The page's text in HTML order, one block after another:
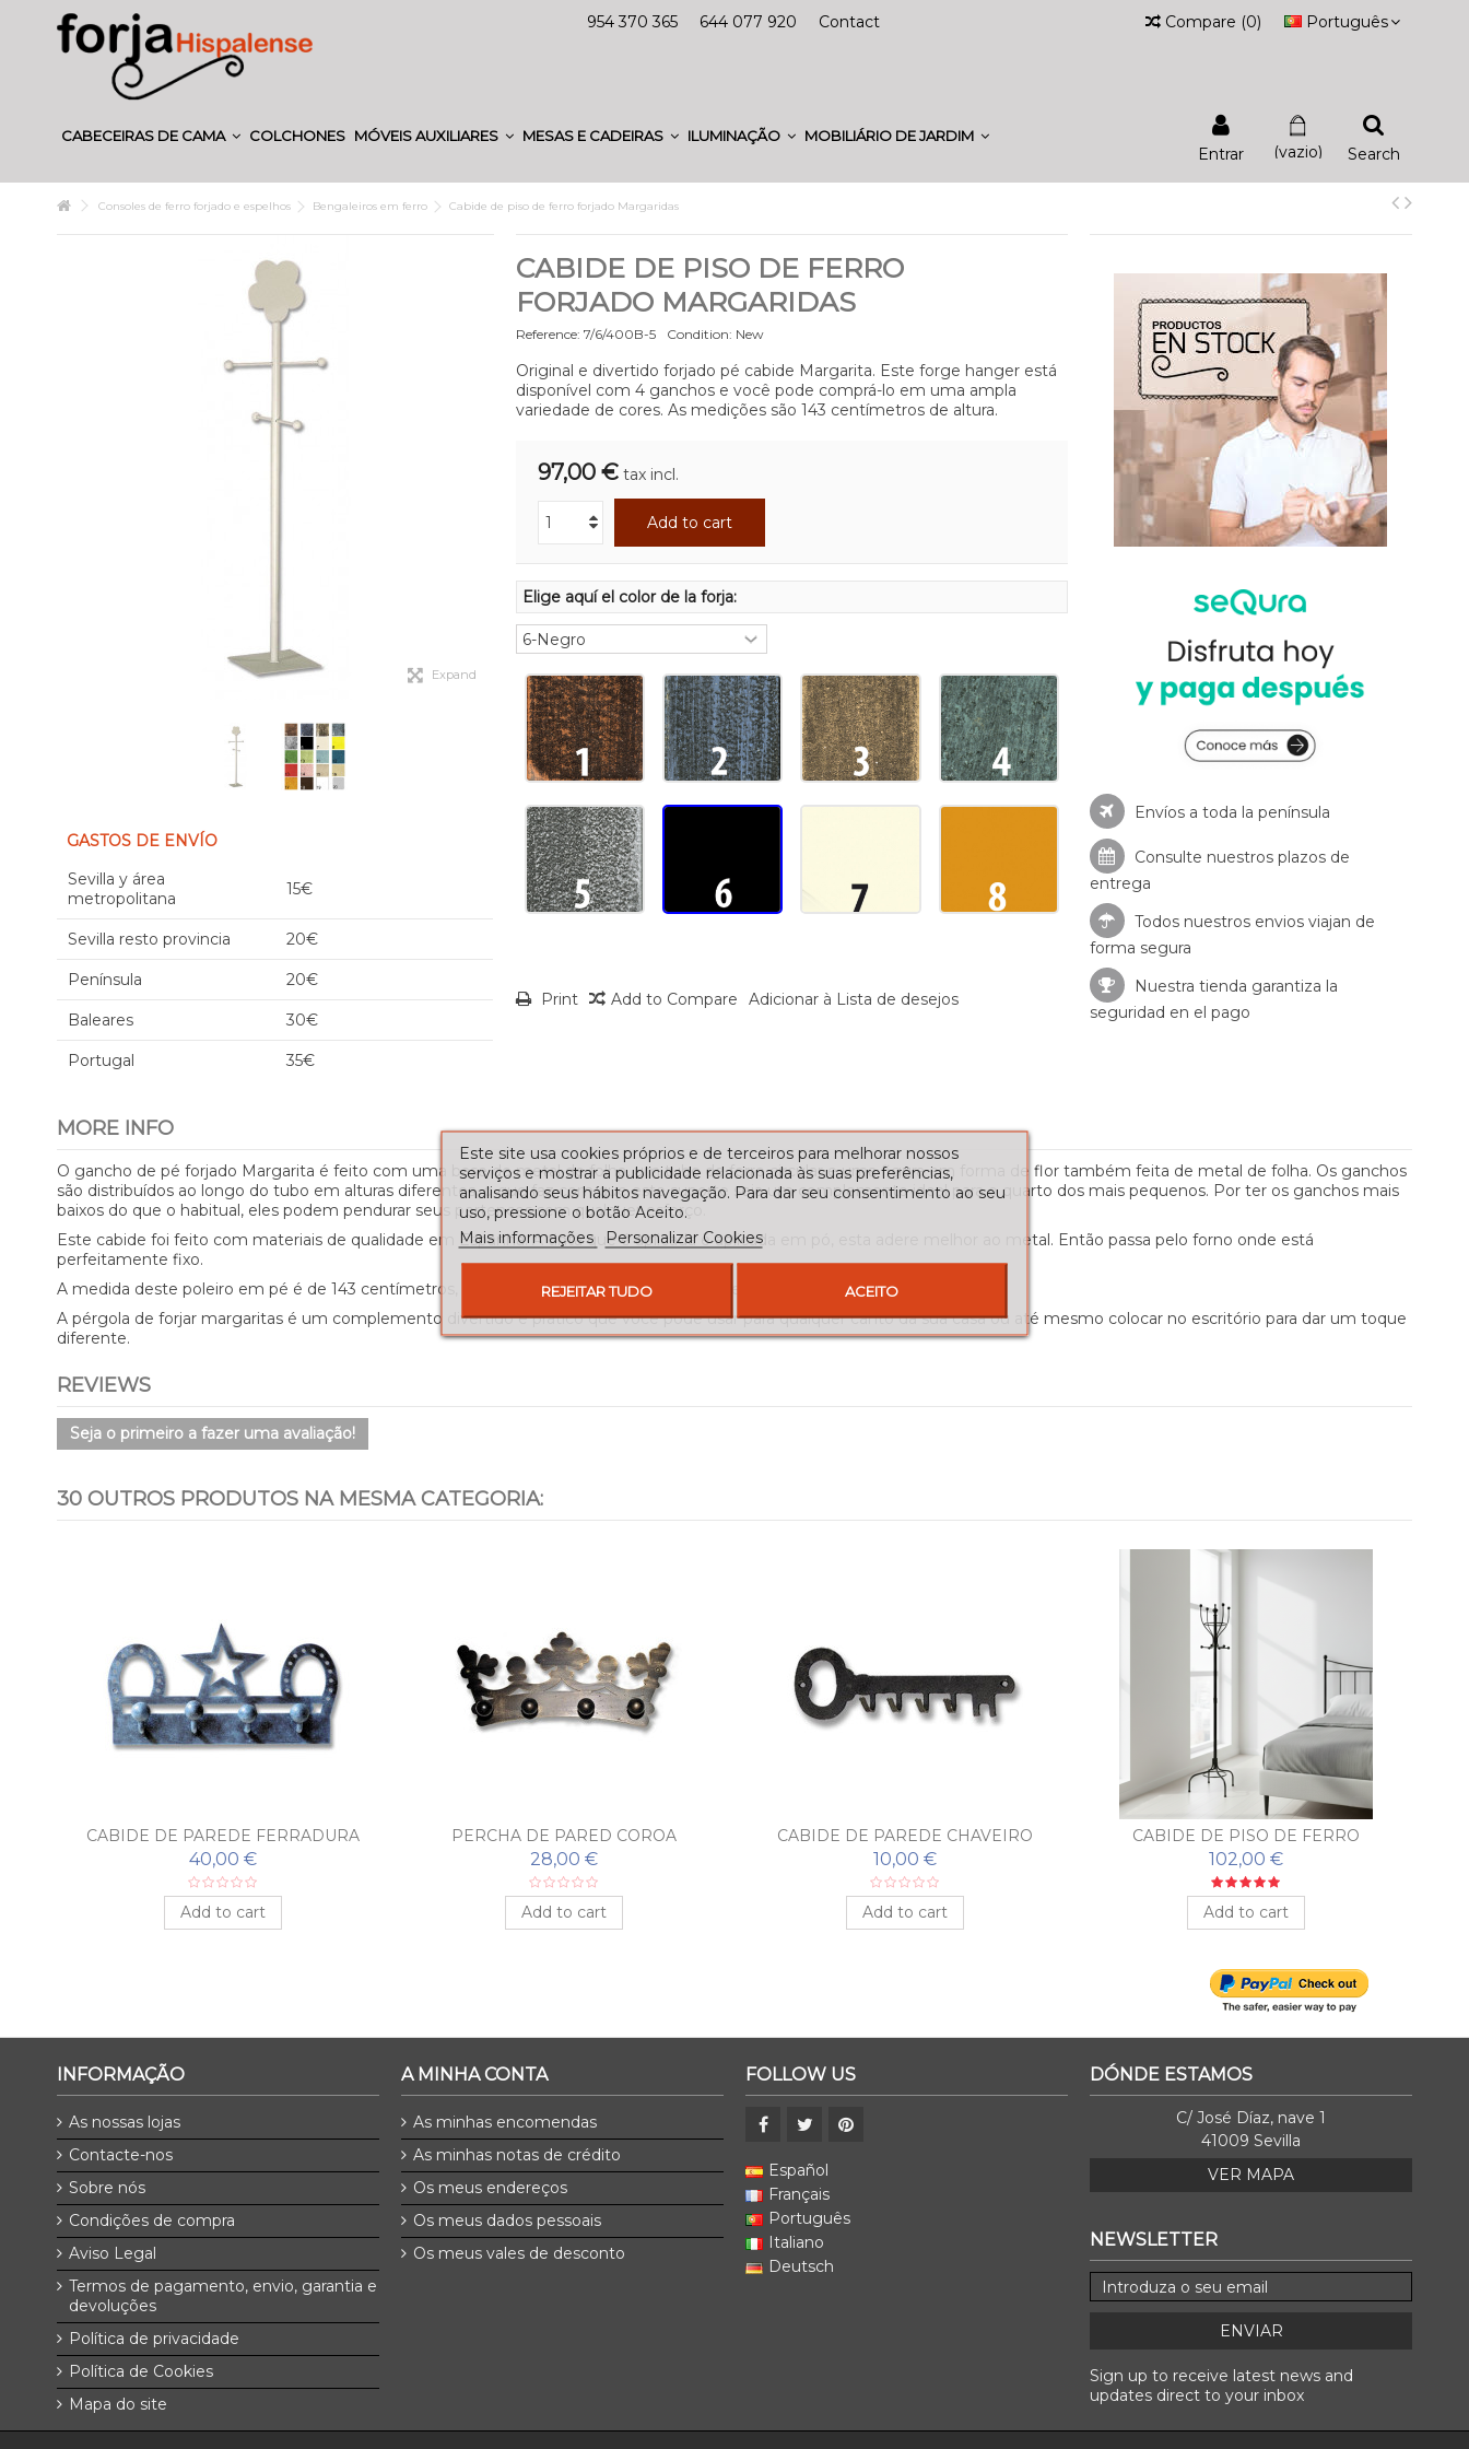
954 370 365 644 077 920 Contact Português
Compare (0)
CABECEIRAS DE CAMA COLCHONES MÓVEIS AUXILIARES MESAS E CADEIRAS ILUMINAÇÃO MOBILIÁRIO DE JARDIM
Search
(vazio)
Entrar
Consoles de ferro forjado e espelhos Bengaleiros em ferro Cabide de piso de ferro forjado Margaridas
Expand
GASTOS DE ENVÍO
Sevilla y área
metropolitana
15€
Sevilla resto provincia 20€
Península 20€
Baleares 30€
Portugal 35€
CABIDE DE PISO DE FERRO
FORJADO MARGARIDAS
Reference: 7/6/400B-5 Condition: New
Original e divertido forjado pé cabide Margarita. Este forge hanger está
disponível com 4 ganchos e você pode comprá-lo em uma ampla
variedade de cores. As medições são 143 centímetros de altura.
97,00 € tax incl.
Add to cart
Elige aquí el color de la forja:
Print Add to Compare Adicionar à Lista de desejos
Envíos a toda la península
Consulte nuestros plazos de
entrega
Todos nuestros envios viajan de
forma segura
Nuestra tienda garantiza la
seguridad en el pago
MORE INFO
O gancho de pé forjado Margarita é feito com uma base de metal de folha, um tubo de ferro circular e uma figura em forma de flor também feita de metal de folha. Os ganchos
são distribuídos ao longo do tubo em alturas diferentes, o que faz com que este suporte seja um complemento ideal para o quarto dos mais pequenos. Por ter os ganchos mais
baixos do que o habitual, eles podem pendurar seus pertences sem qualquer esforço.
Este cabide foi feito com materiais de qualidade em Espanha. A tinta que é aplicada é aplicada em pó, esta adere melhor ao metal. Então passa pelo forno onde está
perfeitamente fixo.
A medida deste poleiro em pé é de 143 centímetros, se você precisar de um diferente, peça-nos uma cotação.
A pérgola de forjar margaritas é um complemento divertido e prático que você pode usar para qualquer canto da sua casa ou até mesmo colocar no escritório para dar um toque
diferente.
REVIEWS
Seja o primeiro a fazer uma avaliação!
30 OUTROS PRODUTOS NA MESMA CATEGORIA:
CABIDE DE PAREDE FERRADURA
40,00 €
Add to cart
PERCHA DE PARED COROA
28,00 €
Add to cart
CABIDE DE PAREDE CHAVEIRO
10,00 €
Add to cart
CABIDE DE PISO DE FERRO
FORJADO SEGOVIA
102,00 €
Add to cart
INFORMAÇÃO
As nossas lojas
Contacte-nos
Sobre nós
Condições de compra
Aviso Legal
Termos de pagamento, envio, garantia e
devoluções
Política de privacidade
Política de Cookies
Mapa do site
A MINHA CONTA
As minhas encomendas
As minhas notas de crédito
Os meus endereços
Os meus dados pessoais
Os meus vales de desconto
FOLLOW US
Español
Français
Português
Italiano
Deutsch
DÓNDE ESTAMOS
C/ José Díaz, nave 1
41009 Sevilla
VER MAPA
NEWSLETTER
ENVIAR
Sign up to receive latest news and
updates direct to your inbox
Este site usa cookies próprios e de terceiros para melhorar nossos
serviços e mostrar a publicidade relacionada às suas preferências,
analisando seus hábitos navegação. Para dar seu consentimento ao seu
uso, pressione o botão Aceito.
Mais informações
Personalizar Cookies
REJEITAR TUDO ACEITO